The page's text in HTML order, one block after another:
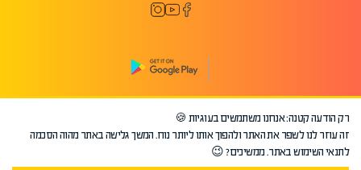
©2026 כל הזכויות שמורות לאפיק.
רק הודעה קטנה: אנחנו משתמשים בעוגיות 🍪
זה עוזר לנו לשפר את האתר ולהפוך אותו ליותר נוח. המשך גלישה באתר מהוה הסכמה
לתנאי השימוש באתר. ממשיכים? 😉